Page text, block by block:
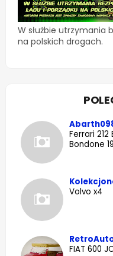
W służbie utrzymania
na polskich drogach.
Ferrari
Bondone
Volvo x4
FIAT 600